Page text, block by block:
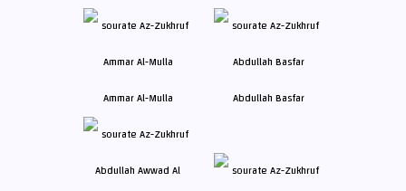
Ammar Al-Mulla Abdullah Basfar